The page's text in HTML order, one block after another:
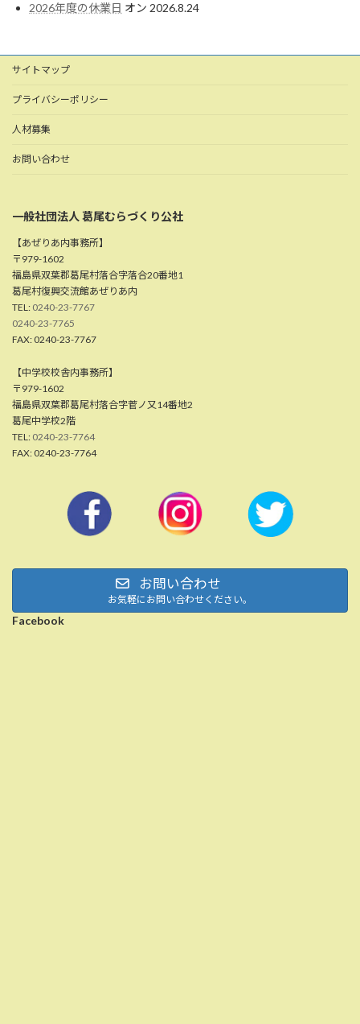
2026年度の休業日 オン 2026.8.24
サイトマップ
プライバシーポリシー
人材募集
お問い合わせ
一般社団法人 葛尾むらづくり公社
【あぜりあ内事務所】
〒979-1602
福島県双葉郡葛尾村落合字落合20番地1
葛尾村復興交流館あぜりあ内
TEL: 0240-23-7767
0240-23-7765
FAX: 0240-23-7767
【中学校校舎内事務所】
〒979-1602
福島県双葉郡葛尾村落合字菅ノ又14番地2
葛尾中学校2階
TEL: 0240-23-7764
FAX: 0240-23-7764
お問い合わせ
お気軽にお問い合わせください。
Facebook